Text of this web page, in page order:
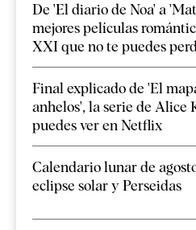
De 'El diario de Noa' a
mejores películas
XXI que no te puedes
Final explicado de 'El
anhelos', la serie de Alice
puedes ver en Netflix
Calendario lunar de
eclipse solar y Perseidas